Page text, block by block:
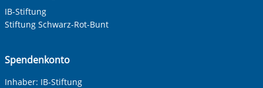
IB-Stiftung
Stiftung Schwarz-Rot-Bunt
Spendenkonto
Inhaber: IB-Stiftung